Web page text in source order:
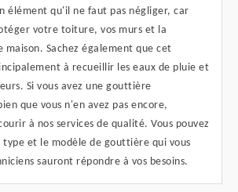
élément qu'il ne faut pas négliger, car
votre toiture, vos murs et la
Sachez également que cet
à recueillir les eaux de pluie et
Si vous avez une gouttière
que vous n'en avez pas encore,
à nos services de qualité. Vous pouvez
type et le modèle de gouttière qui vous
sauront répondre à vos besoins.